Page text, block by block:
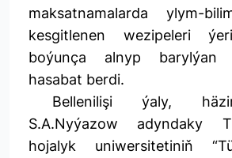
maksatnamalarda ylym-
kesgitlenen wezipeleri
boýunça alnyp barylýan
hasabat berdi.
Bellenilişi ýaly,
S.A.Nyýazow adyndaky
hojalyk uniwersitetiniň